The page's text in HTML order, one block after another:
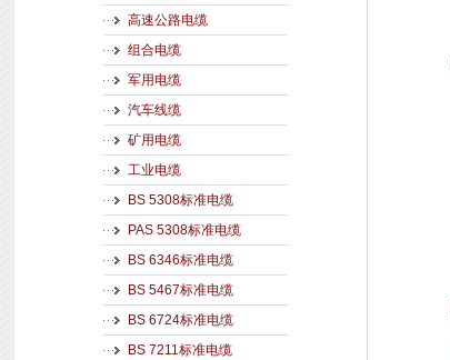
高速公路电缆
组合电缆
军用电缆
汽车线缆
矿用电缆
工业电缆
BS 5308标准电缆
PAS 5308标准电缆
BS 6346标准电缆
BS 5467标准电缆
BS 6724标准电缆
BS 7211标准电缆